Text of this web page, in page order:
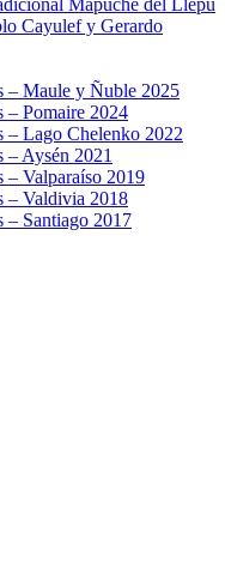
Mapuche del Llepu
Cayulef y Gerardo
– Maule y Ñuble 2025
– Pomaire 2024
– Lago Chelenko 2022
– Aysén 2021
– Valparaíso 2019
– Valdivia 2018
– Santiago 2017